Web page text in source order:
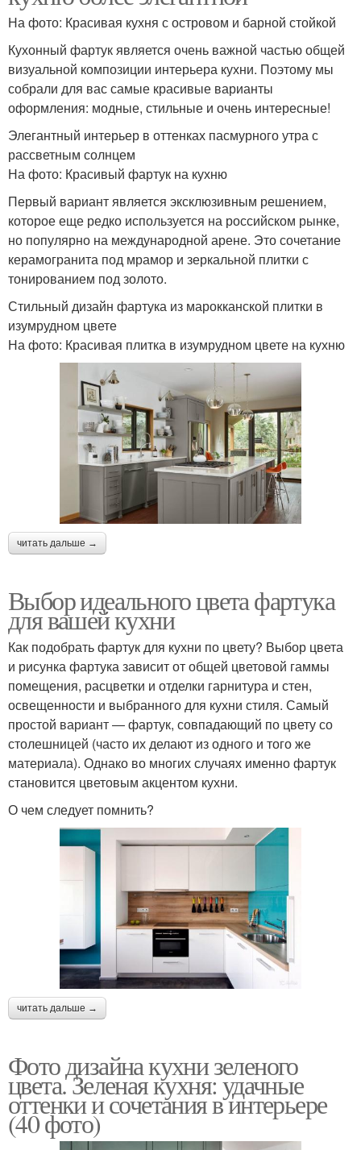
На фото: Красивая кухня с островом и барной стойкой
Кухонный фартук является очень важной частью общей
визуальной композиции интерьера кухни. Поэтому мы
собрали для вас самые красивые варианты
оформления: модные, стильные и очень интересные!
Элегантный интерьер в оттенках пасмурного утра с
рассветным солнцем
На фото: Красивый фартук на кухню
Первый вариант является эксклюзивным решением,
которое еще редко используется на российском рынке,
но популярно на международной арене. Это сочетание
керамогранита под мрамор и зеркальной плитки с
тонированием под золото.
Стильный дизайн фартука из марокканской плитки в
изумрудном цвете
На фото: Красивая плитка в изумрудном цвете на кухню
читать дальше →
Выбор идеального цвета фартука
для вашей кухни
Как подобрать фартук для кухни по цвету? Выбор цвета
и рисунка фартука зависит от общей цветовой гаммы
помещения, расцветки и отделки гарнитура и стен,
освещенности и выбранного для кухни стиля. Самый
простой вариант ― фартук, совпадающий по цвету со
столешницей (часто их делают из одного и того же
материала). Однако во многих случаях именно фартук
становится цветовым акцентом кухни.
О чем следует помнить?
читать дальше →
Фото дизайна кухни зеленого
цвета. Зеленая кухня: удачные
оттенки и сочетания в интерьере
(40 фото)